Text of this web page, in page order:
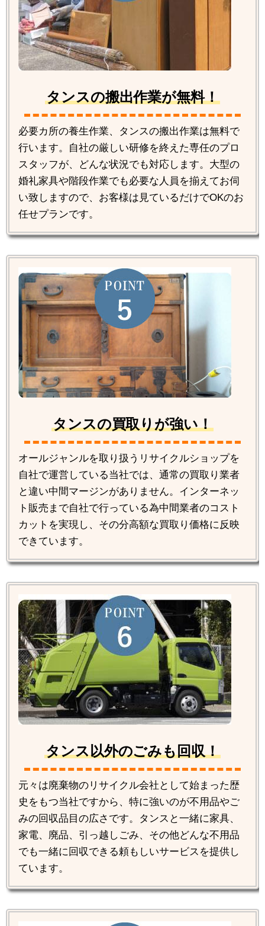
タンスの搬出作業が無料！
必要カ所の養生作業、タンスの搬出作業は無料で
行います。自社の厳しい研修を終えた専任のプロ
スタッフが、どんな状況でも対応します。大型の
婚礼家具や階段作業でも必要な人員を揃えてお伺
い致しますので、お客様は見ているだけでOKのお
任せプランです。
タンスの買取りが強い！
オールジャンルを取り扱うリサイクルショップを
自社で運営している当社では、通常の買取り業者
と違い中間マージンがありません。インターネッ
ト販売まで自社で行っている為中間業者のコスト
カットを実現し、その分高額な買取り価格に反映
できています。
タンス以外のごみも回収！
元々は廃棄物のリサイクル会社として始まった歴
史をもつ当社ですから、特に強いのが不用品やご
みの回収品目の広さです。タンスと一緒に家具、
家電、廃品、引っ越しごみ、その他どんな不用品
でも一緒に回収できる頼もしいサービスを提供し
ています。